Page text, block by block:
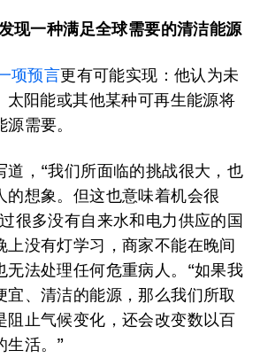
现一种满足全球需要的清洁能源
项预言更有可能实现：他认为未
太阳能或其他某种可再生能源将
需要。
道，“我们所面临的挑战很大，也
的想象。但这也意味着机会很
很多没有自来水和电力供应的国
上没有灯学习，商家不能在晚间
无法处理任何危重病人。“如果我
宜、清洁的能源，那么我们所取
阻止气候变化，还会改变数以百
生活。”